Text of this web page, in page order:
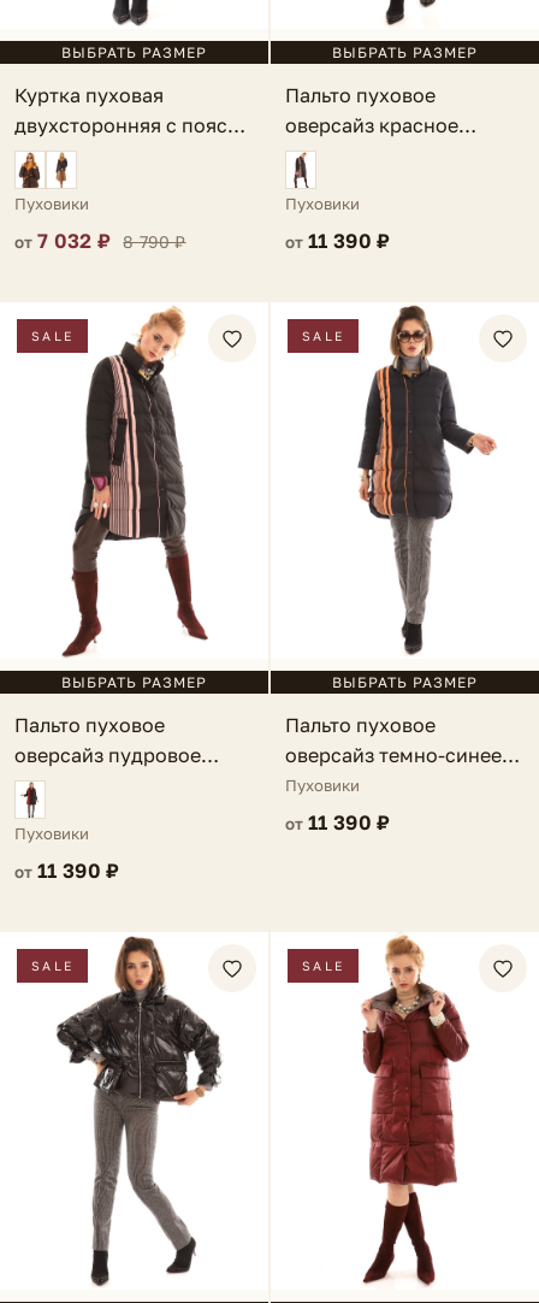
ВЫБРАТЬ РАЗМЕР
Куртка пуховая
двухсторонняя с поясом
темно-зеленая Creta
Пуховики
от 7 032 ₽ 8 790 ₽
ВЫБРАТЬ РАЗМЕР
Пальто пуховое
оверсайз красное
Orvieto
Пуховики
от 11 390 ₽
SALE
ВЫБРАТЬ РАЗМЕР
Пальто пуховое
оверсайз пудровое
Orvieto
Пуховики
от 11 390 ₽
SALE
ВЫБРАТЬ РАЗМЕР
Пальто пуховое
оверсайз темно-синее
Orvieto
Пуховики
от 11 390 ₽
SALE SALE